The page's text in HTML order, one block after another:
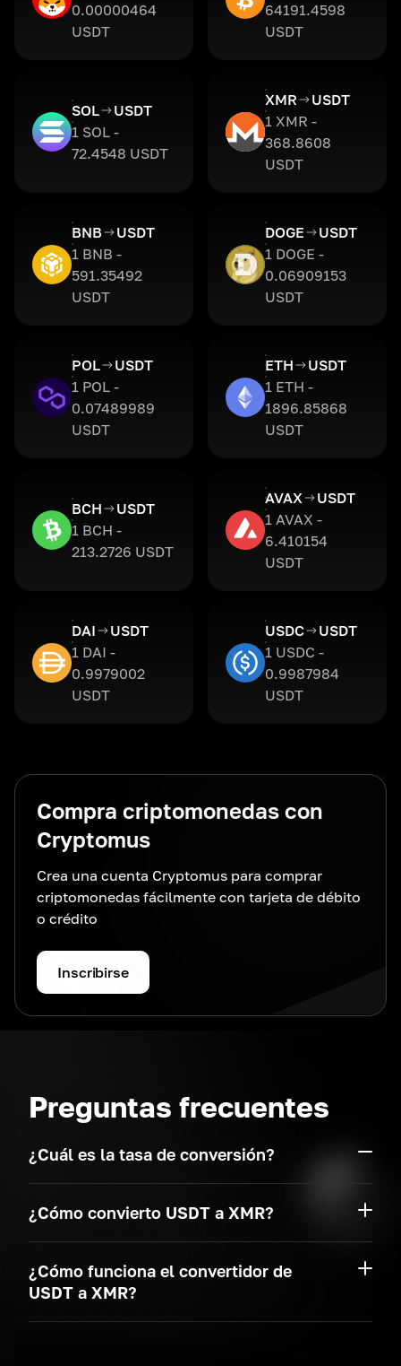
0.00000464
USDT
64191.4598
USDT
SOL
USDT
1 SOL -
72.4548 USDT
XMR
USDT
1 XMR -
368.8608
USDT
BNB
USDT
1 BNB -
591.35492
USDT
DOGE
USDT
1 DOGE -
0.06909153
USDT
POL
USDT
1 POL -
0.07489989
USDT
ETH
USDT
1 ETH -
1896.85868
USDT
BCH
USDT
1 BCH -
213.2726 USDT
AVAX
USDT
1 AVAX -
6.410154
USDT
DAI
USDT
1 DAI -
0.9979002
USDT
USDC
USDT
1 USDC -
0.9987984
USDT
Compra criptomonedas con
Cryptomus
Crea una cuenta Cryptomus para comprar
criptomonedas fácilmente con tarjeta de débito
o crédito
Inscribirse
Preguntas frecuentes
¿Cuál es la tasa de conversión?
¿Cómo convierto USDT a XMR?
¿Cómo funciona el convertidor de
USDT a XMR?